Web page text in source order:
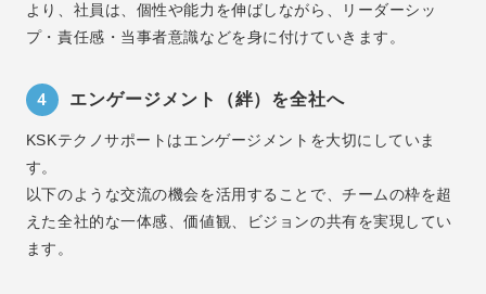
より、社員は、個性や能力を伸ばしながら、リーダーシッ
プ・責任感・当事者意識などを身に付けていきます。
4 エンゲージメント（絆）を全社へ
KSKテクノサポートはエンゲージメントを大切にしていま
す。
以下のような交流の機会を活用することで、チームの枠を超
えた全社的な一体感、価値観、ビジョンの共有を実現してい
ます。